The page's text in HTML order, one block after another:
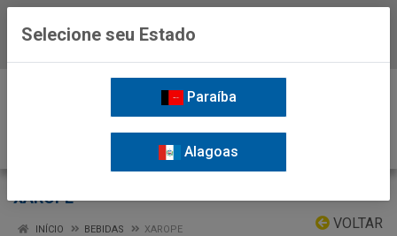
XAROPE
VOLTAR
INÍCIO BEBIDAS XAROPE
Selecione seu Estado
Paraíba
Alagoas